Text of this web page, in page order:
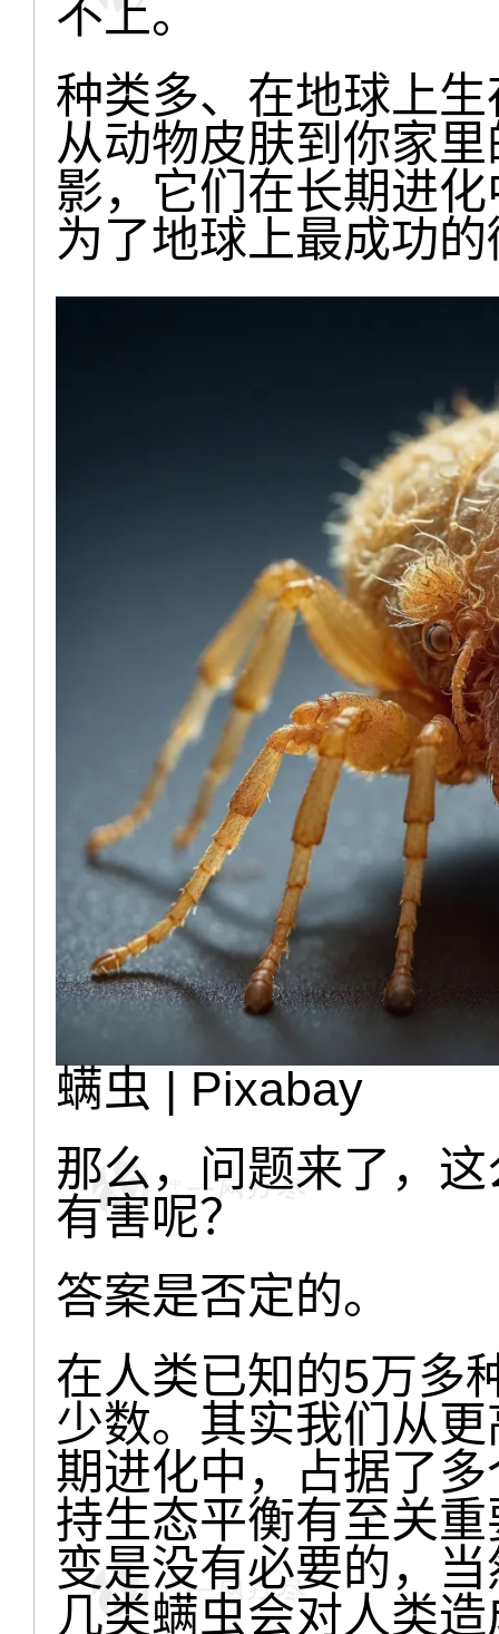
不上。
种类多、在地球上
从动物皮肤到你家
影，它们在长期进
为了地球上最成功
螨虫 | Pixabay
那么，问题来了，
有害呢？
答案是否定的。
在人类已知的5万多
少数。其实我们从
期进化中，占据了
持生态平衡有至关重
变是没有必要的，
几类螨虫会对人类